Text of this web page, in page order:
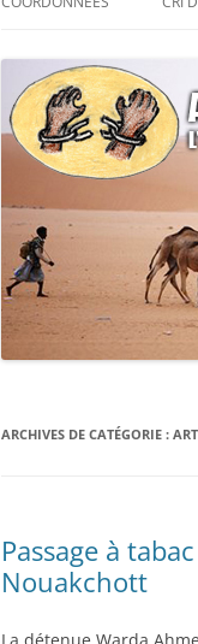
ARCHIVES DE CATÉGORIE :
Passage à
Nouakchott